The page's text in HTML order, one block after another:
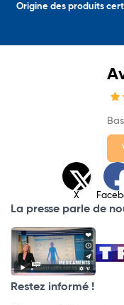
Origine des produits
X
La presse parle de
Restez informé !